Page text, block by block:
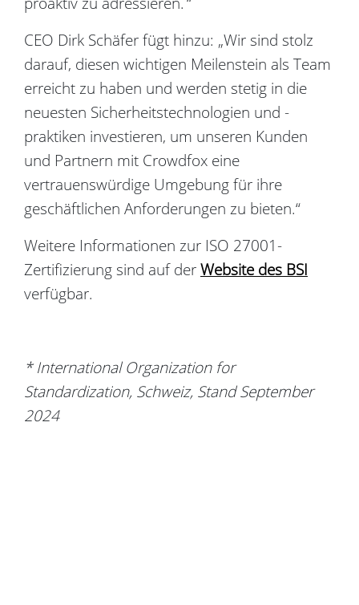
CEO Dirk Schäfer fügt hinzu: „Wir sind stolz
darauf, diesen wichtigen Meilenstein als Team
erreicht zu haben und werden stetig in die
neuesten Sicherheitstechnologien und -
praktiken investieren, um unseren Kunden
und Partnern mit Crowdfox eine
vertrauenswürdige Umgebung für ihre
geschäftlichen Anforderungen zu bieten.“
Weitere Informationen zur ISO 27001-
Zertifizierung sind auf derWebsite des BSI
verfügbar.
*InternationalOrganization for
Standardization, Schweiz, Stand September
2024